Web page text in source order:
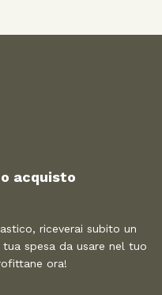
acquisto​
riceverai subito un
spesa da usare nel tuo
ora!